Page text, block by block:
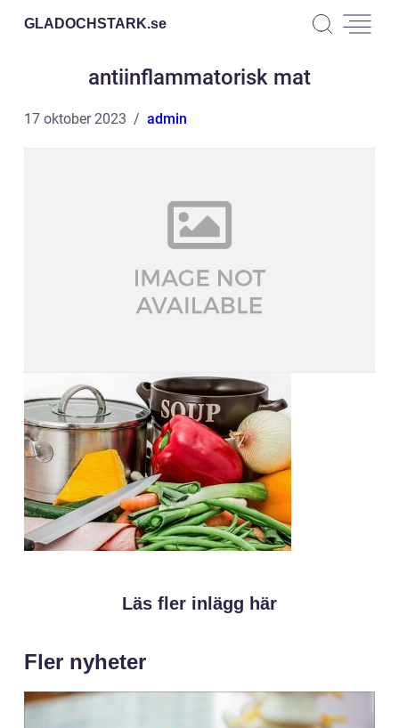
GLADOCHSTARK.se
antiinflammatorisk mat
17 oktober 2023 admin
Läs fler inlägg här
Fler nyheter